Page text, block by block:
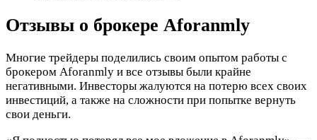
Отзывы о брокере Aforanmly
Многие трейдеры поделились своим опытом работы с
брокером Aforanmly и все отзывы были крайне
негативными. Инвесторы жалуются на потерю всех своих
инвестиций, а также на сложности при попытке вернуть
свои деньги.